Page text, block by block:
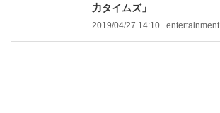
力タイムズ」
2019/04/27 14:10 entertainment